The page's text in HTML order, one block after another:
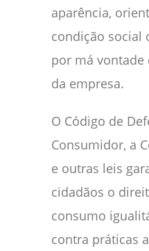
aparência,
condição social
por má vontade
da empresa.
O Código de
Consumidor, a
e outras leis
cidadãos o
consumo
contra práticas